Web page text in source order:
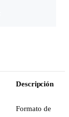
Descripción
Formato de